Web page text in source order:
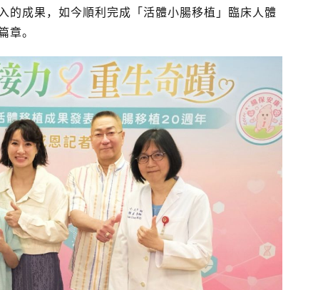
的成果，如今順利完成「活體小腸移植」臨床人體
章。